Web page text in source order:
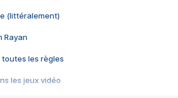
(littéralement)
Rayan
toutes les règles
les jeux vidéo